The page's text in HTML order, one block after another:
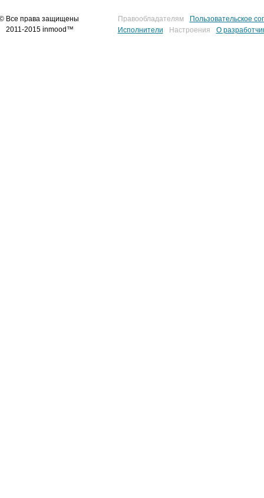
Все права защищены
2011-2015 inmood™
Правообладателям
Пользовательское
Исполнители
Настроения О